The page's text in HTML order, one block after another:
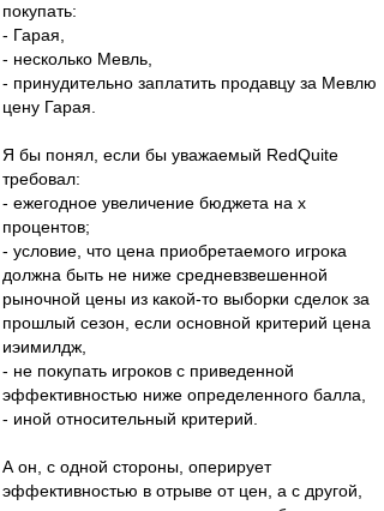
покупать:
- Гарая,
- несколько Мевль,
- принудительно заплатить продавцу за Мевлю
цену Гарая.
Я бы понял, если бы уважаемый RedQuite
требовал:
- ежегодное увеличение бюджета на х
процентов;
- условие, что цена приобретаемого игрока
должна быть не ниже средневзвешенной
рыночной цены из какой-то выборки сделок за
прошлый сезон, если основной критерий цена
иэимилдж,
- не покупать игроков с приведенной
эффективностью ниже определенного балла,
- иной относительный критерий.
А он, с одной стороны, оперирует
эффективностью в отрыве от цен, а с другой,